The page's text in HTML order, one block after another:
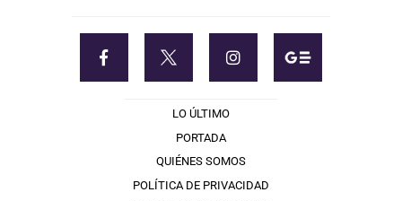
LO ÚLTIMO
PORTADA
QUIÉNES SOMOS
POLÍTICA DE PRIVACIDAD